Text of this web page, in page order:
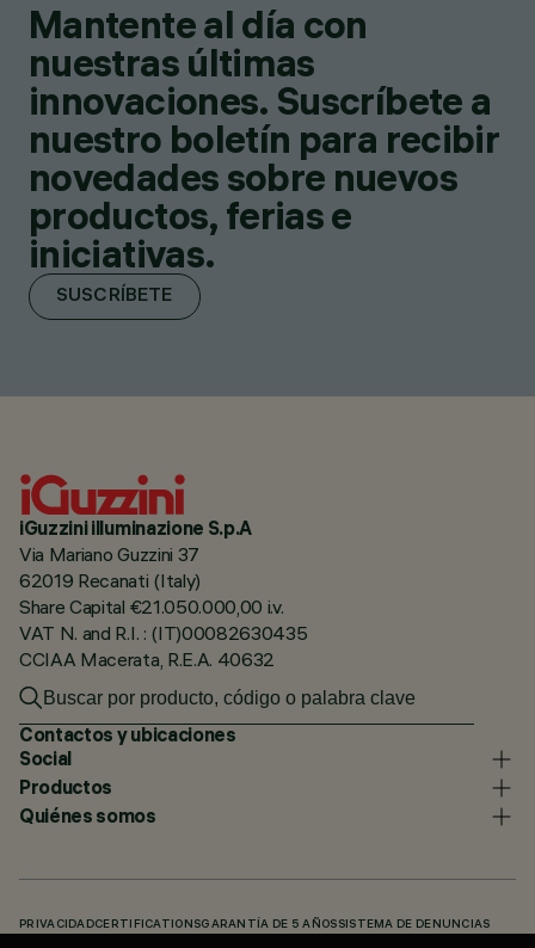
Mantente al día con
nuestras últimas
innovaciones. Suscríbete a
nuestro boletín para recibir
novedades sobre nuevos
productos, ferias e
iniciativas.
SUSCRÍBETE
iGuzzini illuminazione S.p.A
Via Mariano Guzzini 37
62019 Recanati (Italy)
Share Capital €21.050.000,00 i.v.
VAT N. and R.I. : (IT)00082630435
CCIAA Macerata, R.E.A. 40632
Contactos y ubicaciones
Social
Productos
Quiénes somos
PRIVACIDADCERTIFICATIONSGARANTÍA DE 5 AÑOS SISTEMA DE DENUNCIAS